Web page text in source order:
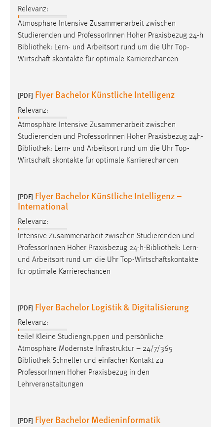
Relevanz:
Atmosphäre Intensive Zusammenarbeit zwischen
Studierenden und ProfessorInnen Hoher Praxisbezug 24-h
Bibliothek: Lern- und Arbeitsort rund um die Uhr Top-
Wirtschaft skontakte für optimale Karrierechancen
[PDF] Flyer Bachelor Künstliche Intelligenz
Relevanz:
Atmosphäre Intensive Zusammenarbeit zwischen
Studierenden und ProfessorInnen Hoher Praxisbezug 24h-
Bibliothek: Lern- und Arbeitsort rund um die Uhr Top-
Wirtschaft skontakte für optimale Karrierechancen
[PDF] Flyer Bachelor Künstliche Intelligenz –
International
Relevanz:
Intensive Zusammenarbeit zwischen Studierenden und
ProfessorInnen Hoher Praxisbezug 24-h-Bibliothek: Lern-
und Arbeitsort rund um die Uhr Top-Wirtschaftskontakte
für optimale Karrierechancen
[PDF] Flyer Bachelor Logistik & Digitalisierung
Relevanz:
teile! Kleine Studiengruppen und persönliche
Atmosphäre Modernste Infrastruktur – 24/7/365
Bibliothek Schneller und einfacher Kontakt zu
ProfessorInnen Hoher Praxisbezug in den
Lehrveranstaltungen
[PDF] Flyer Bachelor Medieninformatik
Cookie Laufzeit:
Max. 13 Monate
verwendet, um personalisierte Werbung anzuzeigen.
Sie tun dies, indem sie Besucher über Websites
hinweg verfolgen.
Google Ads
Name:
Anbieter:
Google Ireland Limited
Zweck:
Conversion-Tracking
Cookie Laufzeit:
3 Monate
Name:
_fbp
Anbieter:
Facebook
Zweck: